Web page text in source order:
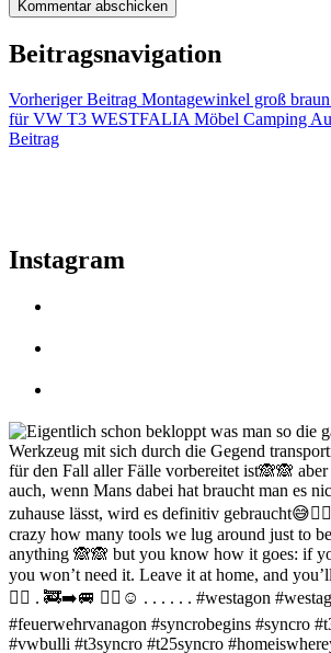
Beitragsnavigation
Vorheriger Beitrag Montagewinkel groß braun
für VW T3 WESTFALIA Möbel Camping
Beitrag
Instagram